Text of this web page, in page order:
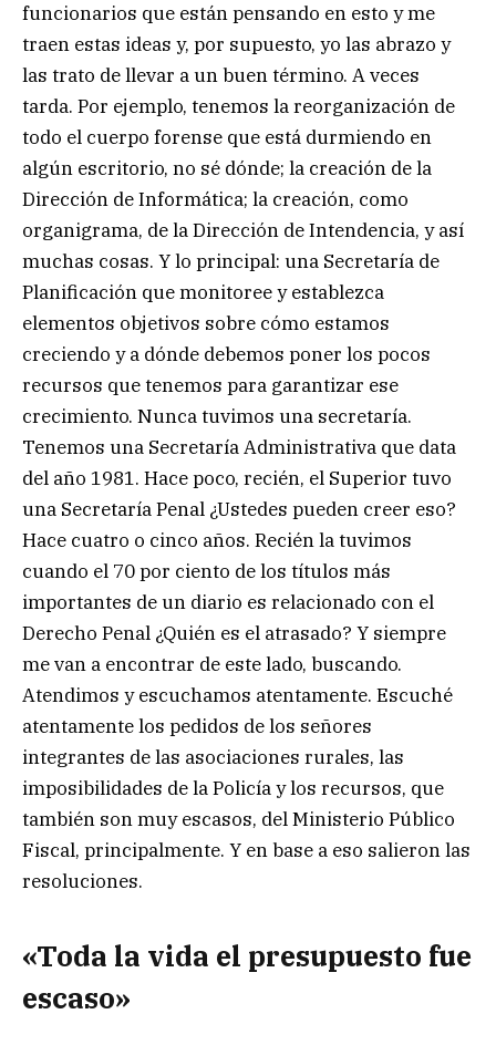
funcionarios que están pensando en esto y me
traen estas ideas y, por supuesto, yo las abrazo y
las trato de llevar a un buen término. A veces
tarda. Por ejemplo, tenemos la reorganización de
todo el cuerpo forense que está durmiendo en
algún escritorio, no sé dónde; la creación de la
Dirección de Informática; la creación, como
organigrama, de la Dirección de Intendencia, y así
muchas cosas. Y lo principal: una Secretaría de
Planificación que monitoree y establezca
elementos objetivos sobre cómo estamos
creciendo y a dónde debemos poner los pocos
recursos que tenemos para garantizar ese
crecimiento. Nunca tuvimos una secretaría.
Tenemos una Secretaría Administrativa que data
del año 1981. Hace poco, recién, el Superior tuvo
una Secretaría Penal ¿Ustedes pueden creer eso?
Hace cuatro o cinco años. Recién la tuvimos
cuando el 70 por ciento de los títulos más
importantes de un diario es relacionado con el
Derecho Penal ¿Quién es el atrasado? Y siempre
me van a encontrar de este lado, buscando.
Atendimos y escuchamos atentamente. Escuché
atentamente los pedidos de los señores
integrantes de las asociaciones rurales, las
imposibilidades de la Policía y los recursos, que
también son muy escasos, del Ministerio Público
Fiscal, principalmente. Y en base a eso salieron las
resoluciones.
«Toda la vida el presupuesto fue
escaso»